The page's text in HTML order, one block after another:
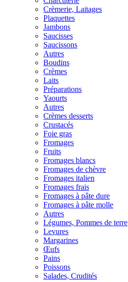
Crèmerie, Laitages
Plaquettes
Jambons
Saucisses
Saucissons
Autres
Boudins
Crèmes
Laits
Préparations
Yaourts
Autres
Crèmes desserts
Crustacés
Foie gras
Fromages
Fruits
Fromages blancs
Fromages de chèvre
Fromages italien
Fromages frais
Fromages à pâte dure
Fromages à pâte molle
Autres
Légumes, Pommes de terre
Levures
Margarines
Œufs
Pains
Poissons
Salades, Crudités